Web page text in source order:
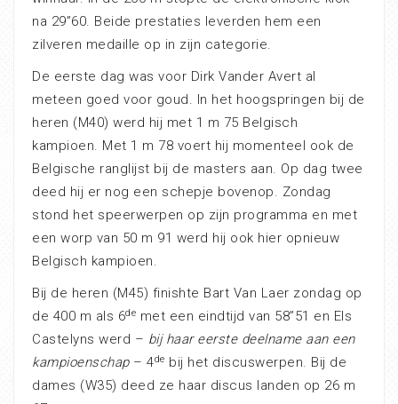
na 29”60. Beide prestaties leverden hem een
zilveren medaille op in zijn categorie.
De eerste dag was voor Dirk Vander Avert al
meteen goed voor goud. In het hoogspringen bij de
heren (M40) werd hij met 1 m 75 Belgisch
kampioen. Met 1 m 78 voert hij momenteel ook de
Belgische ranglijst bij de masters aan. Op dag twee
deed hij er nog een schepje bovenop. Zondag
stond het speerwerpen op zijn programma en met
een worp van 50 m 91 werd hij ook hier opnieuw
Belgisch kampioen.
Bij de heren (M45) finishte Bart Van Laer zondag op
de 400 m als 6de met een eindtijd van 58”51 en Els
Castelyns werd – bij haar eerste deelname aan een
kampioenschap– 4de bij het discuswerpen. Bij de
dames (W35) deed ze haar discus landen op 26 m